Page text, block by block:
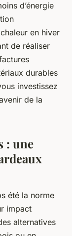
d’énergie
en hiver
de réaliser
durables
investissez
de la
: une
été la norme
impact
alternatives